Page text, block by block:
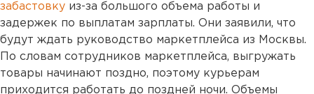
забастовку из-за большого объема работы и
задержек по выплатам зарплаты. Они заявили, что
будут ждать руководство маркетплейса из Москвы.
По словам сотрудников маркетплейса, выгружать
товары начинают поздно, поэтому курьерам
приходится работать до поздней ночи. Объемы